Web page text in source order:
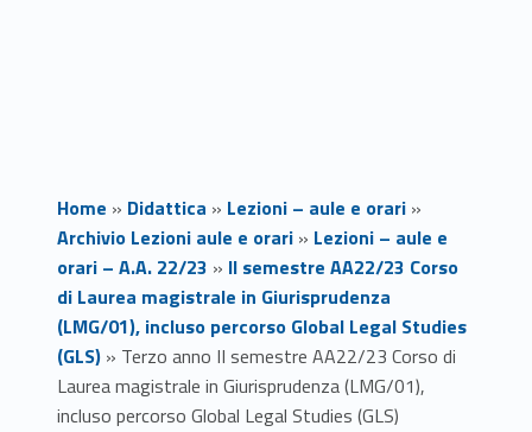
Home » Didattica » Lezioni – aule e orari»
Archivio Lezioni aule e orari» Lezioni – aule e
orari – A.A. 22/23 » II semestre AA22/23 Corso
di Laurea magistrale in Giurisprudenza
(LMG/01), incluso percorso Global Legal Studies
(GLS)» Terzo anno II semestre AA22/23 Corso di
Laurea magistrale in Giurisprudenza (LMG/01),
incluso percorso Global Legal Studies (GLS)